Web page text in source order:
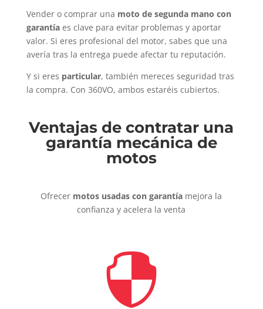
Vender o comprar una moto de segunda mano con
garantíaes clave para evitar problemas y aportar
valor. Si eres profesional del motor, sabes que una
avería tras la entrega puede afectar tu reputación.
Y si eres particular, también mereces seguridad tras
la compra. Con 360VO, ambos estaréis cubiertos.
Ventajas de contratar una
garantía mecánica de
motos
Ofrecer motos usadas con garantía mejora la
confianza y acelera la venta
